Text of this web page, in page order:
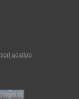
adatlap